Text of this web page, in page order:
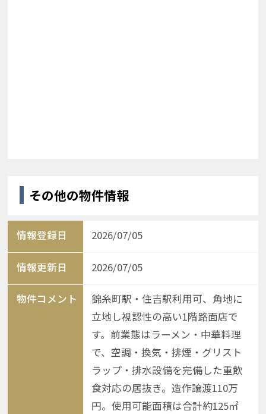
その他の物件情報
情報登録日 2026/07/05
情報更新日 2026/07/05
物件コメント
錦糸町駅・住吉駅利用可、角地に
立地し視認性の高い1階路面店で
す。前業態はラーメン・中華料理
で、空調・換気・排煙・グリスト
ラップ・排水設備を完備した重飲
食対応の居抜き。造作譲渡110万
円。使用可能面積は合計約125㎡